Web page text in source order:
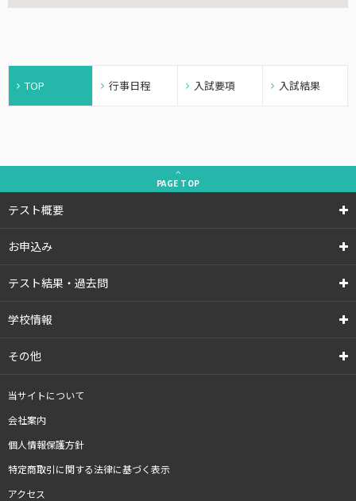
TOP 行事日程 入試要項 入試結果
PAGE TOP
テスト概要
お申込み
テスト結果・過去問
学校情報
その他
当サイトについて
会社案内
個人情報保護方針
特定商取引に関する法律に基づく表示
アクセス